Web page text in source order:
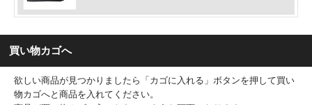
買い物カゴへ
欲しい商品が見つかりましたら「カゴに入れる」ボタンを押して買い
物カゴへと商品を入れてください。